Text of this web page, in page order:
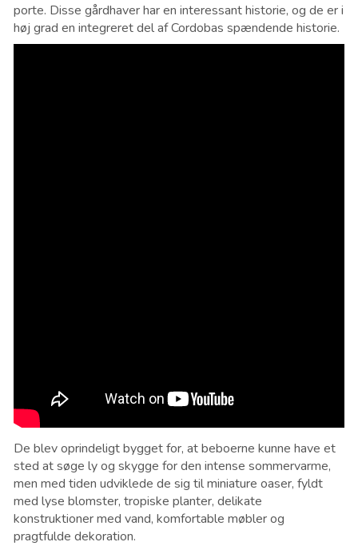
porte. Disse gårdhaver har en interessant historie, og de er i
høj grad en integreret del af Cordobas spændende historie.
De blev oprindeligt bygget for, at beboerne kunne have et
sted at søge ly og skygge for den intense sommervarme,
men med tiden udviklede de sig til miniature oaser, fyldt
med lyse blomster, tropiske planter, delikate
konstruktioner med vand, komfortable møbler og
pragtfulde dekoration.